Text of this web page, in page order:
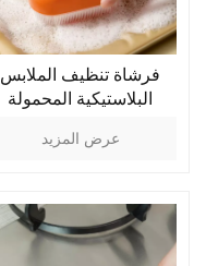
فرشاة تنظيف الملابس
البلاستيكية المحمولة
عرض المزيد